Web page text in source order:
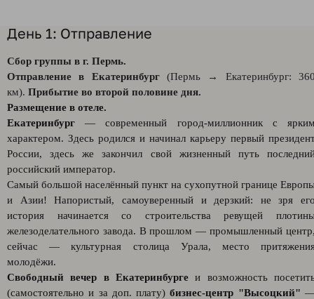
День 1: Отправление
Сбор группы в г. Пермь.
Отправление в Екатеринбург (Пермь → Екатеринбург:
км). Прибытие во второй половине дня.
Размещение в отеле.
Екатеринбург — современный город-миллионник с
характером. Здесь родился и начинал карьеру первый
России, здесь же закончил свой жизненный путь
российский император.
Самый большой населённый пункт на сухопутной границе
и Азии! Напористый, самоуверенный и дерзкий: не зря
история начинается со строительства ревущей
железоделательного завода. В прошлом — промышленный
сейчас — культурная столица Урала, место
молодёжи.
Свободный вечер в Екатеринбурге и возможность
(самостоятельно и за доп. плату)бизнес-центр "Высоцкий"